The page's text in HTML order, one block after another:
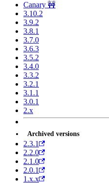
Canary 🚧
3.10.2
3.9.2
3.8.1
3.7.0
3.6.3
3.5.2
3.4.0
3.3.2
3.2.1
3.1.1
3.0.1
2.x
Archived versions
2.3.1
2.2.0
2.1.0
2.0.1
1.x.x